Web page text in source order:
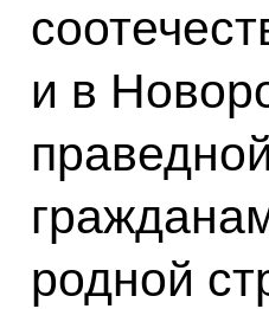
и в
родной